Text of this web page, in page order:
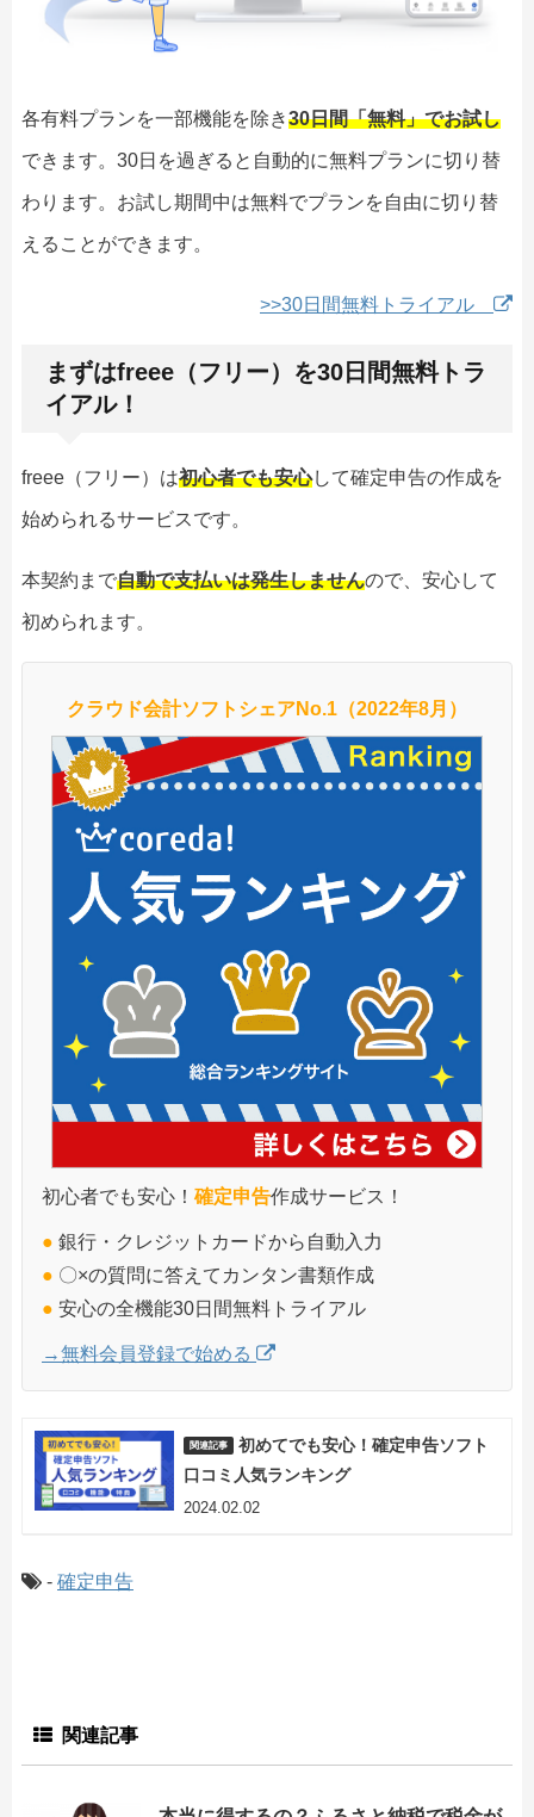
各有料プランを一部機能を除き30日間「無料」でお試し
できます。30日を過ぎると自動的に無料プランに切り替
わります。お試し期間中は無料でプランを自由に切り替
えることができます。
>>30日間無料トライアル
まずはfreee（フリー）を30日間無料トラ
イアル！
freee（フリー）は初心者でも安心して確定申告の作成を
始められるサービスです。
本契約まで自動で支払いは発生しませんので、安心して
初められます。
クラウド会計ソフトシェアNo.1（2022年8月）
初心者でも安心！ 確定申告作成サービス！
● 銀行・クレジットカードから自動入力
● 〇×の質問に答えてカンタン書類作成
● 安心の全機能30日間無料トライアル
→無料会員登録で始める
初めてでも安心！確定申告ソフト
口コミ人気ランキング
2024.02.02
- 確定申告
関連記事